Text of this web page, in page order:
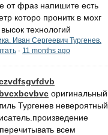
от фраз напишите есть
которо пронитк в мохг
технологий
Иван Сергеевич Тургенев.
· 11 months ago
оригинальный
Тургенев невероятный
всем